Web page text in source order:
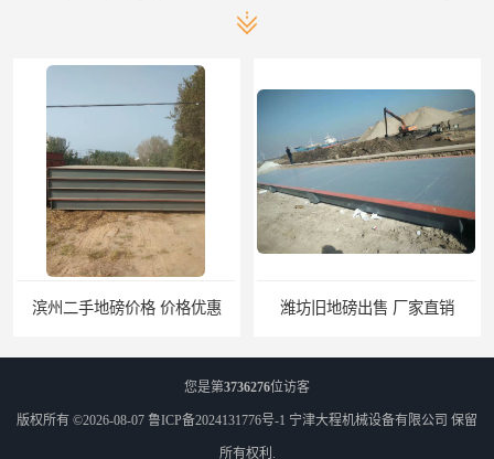
滨州二手地磅价格 价格优惠 潍坊旧地磅出售 厂家直销
您是第3736276位访客
版权所有 ©2026-08-07 鲁ICP备2024131776号-1 宁津大程机械设备有限公司 保留
所有权利.